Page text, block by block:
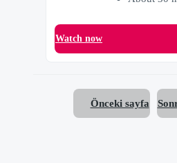
Watch now
Önceki sayfa